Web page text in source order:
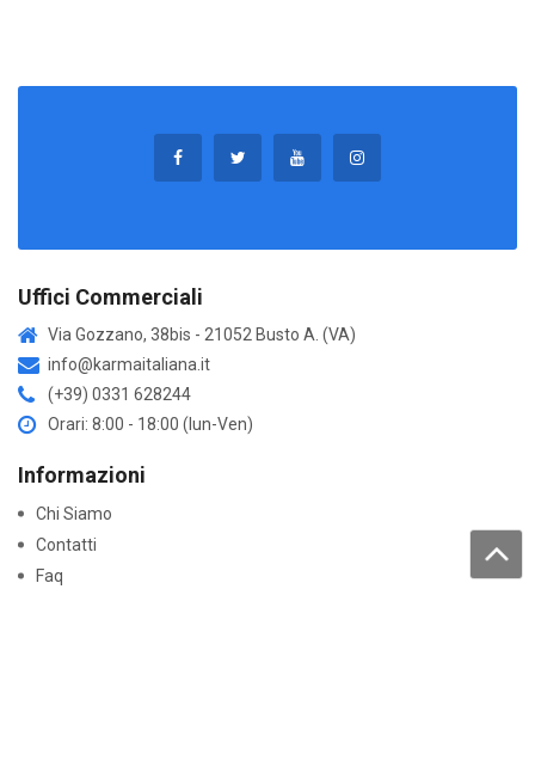
Uffici Commerciali
Via Gozzano, 38bis - 21052 Busto A. (VA)
info@karmaitaliana.it
(+39) 0331 628244
Orari: 8:00 - 18:00 (lun-Ven)
Informazioni
Chi Siamo
Contatti
Faq